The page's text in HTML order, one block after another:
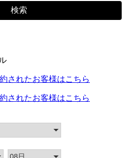
検索
されたお客様はこちら
されたお客様はこちら